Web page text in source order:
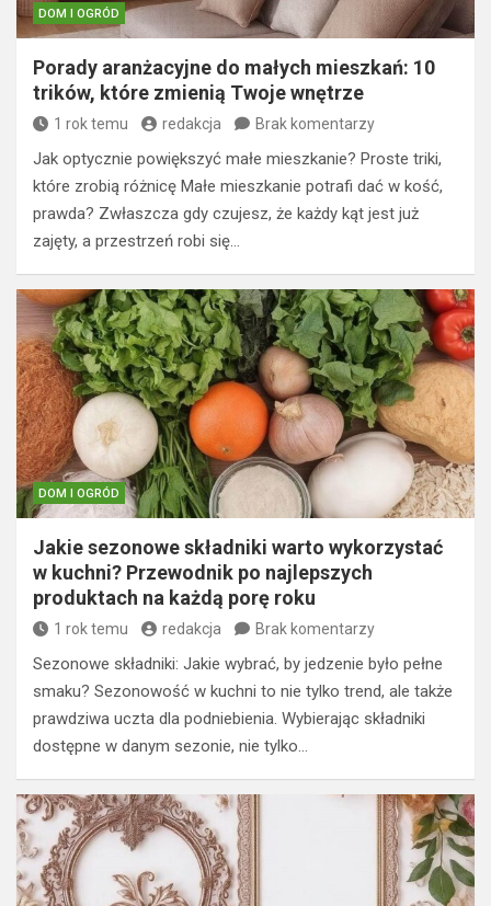
DOM I OGRÓD
Porady aranżacyjne do małych mieszkań: 10
trików, które zmienią Twoje wnętrze
1 rok temu redakcja Brak komentarzy
Jak optycznie powiększyć małe mieszkanie? Proste triki,
które zrobią różnicę Małe mieszkanie potrafi dać w kość,
prawda? Zwłaszcza gdy czujesz, że każdy kąt jest już
zajęty, a przestrzeń robi się…
DOM I OGRÓD
Jakie sezonowe składniki warto wykorzystać
w kuchni? Przewodnik po najlepszych
produktach na każdą porę roku
1 rok temu redakcja Brak komentarzy
Sezonowe składniki: Jakie wybrać, by jedzenie było pełne
smaku? Sezonowość w kuchni to nie tylko trend, ale także
prawdziwa uczta dla podniebienia. Wybierając składniki
dostępne w danym sezonie, nie tylko…